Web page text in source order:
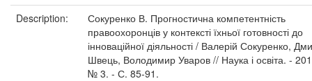
Description:
Сокуренко В. Прогностична компетентність
правоохоронців у контексті їхньої готовності до
інноваційної діяльності / Валерій Сокуренко,
Швець, Володимир Уваров // Наука і освіта. -
№ 3. - С. 85-91.